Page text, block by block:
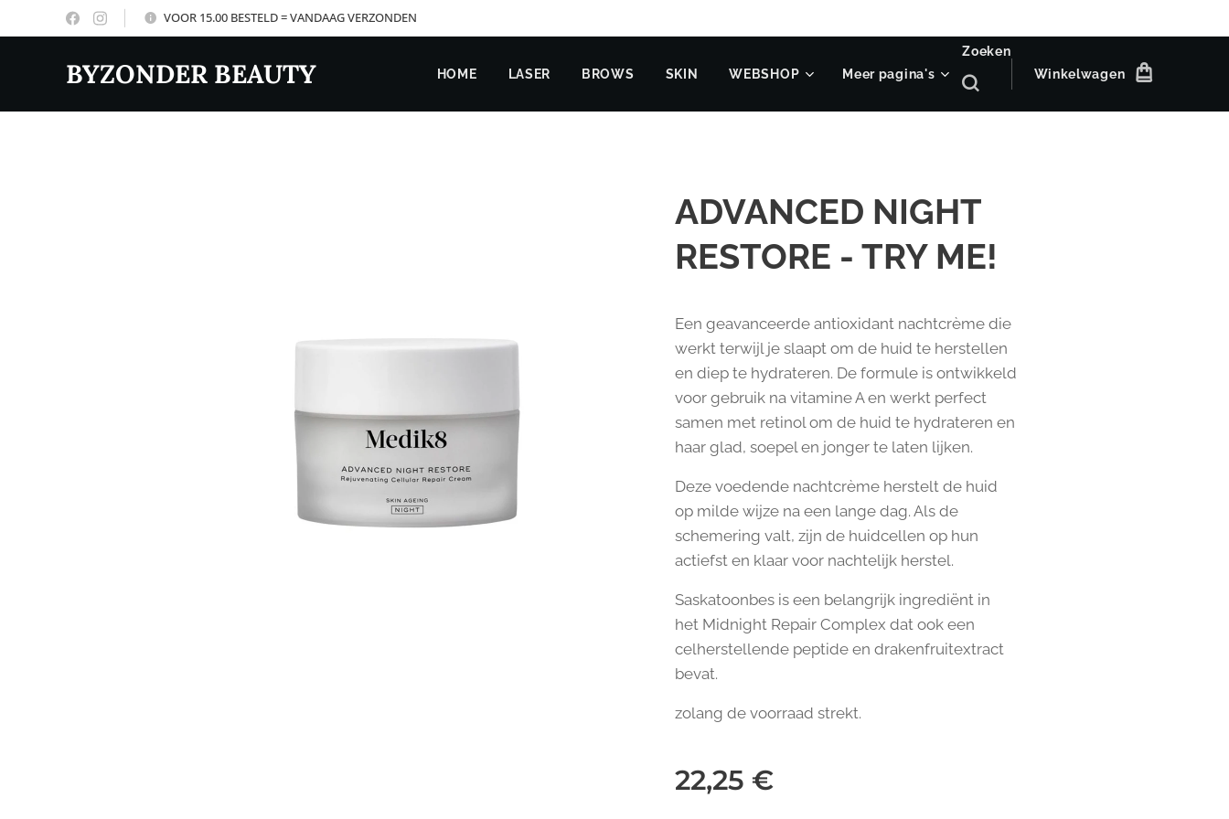
VOOR 15.00 BESTELD = VANDAAG VERZONDEN
BYZONDER BEAUTY HOME LASER BROWS SKIN WEBSHOP Meer pagina's
Zoeken
Winkelwagen
ADVANCED NIGHT
RESTORE - TRY ME!
Een geavanceerde antioxidant nachtcrème die
werkt terwijl je slaapt om de huid te herstellen
en diep te hydrateren. De formule is ontwikkeld
voor gebruik na vitamine A en werkt perfect
samen met retinol om de huid te hydrateren en
haar glad, soepel en jonger te laten lijken.
Deze voedende nachtcrème herstelt de huid
op milde wijze na een lange dag. Als de
schemering valt, zijn de huidcellen op hun
actiefst en klaar voor nachtelijk herstel.
Saskatoonbes is een belangrijk ingrediënt in
het Midnight Repair Complex dat ook een
celherstellende peptide en drakenfruitextract
bevat.
zolang de voorraad strekt.
22,25 €